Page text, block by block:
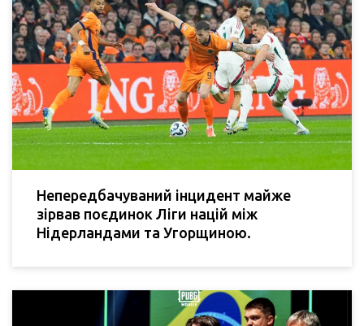
Непередбачуваний інцидент майже
зірвав поєдинок Ліги націй між
Нідерландами та Угорщиною.